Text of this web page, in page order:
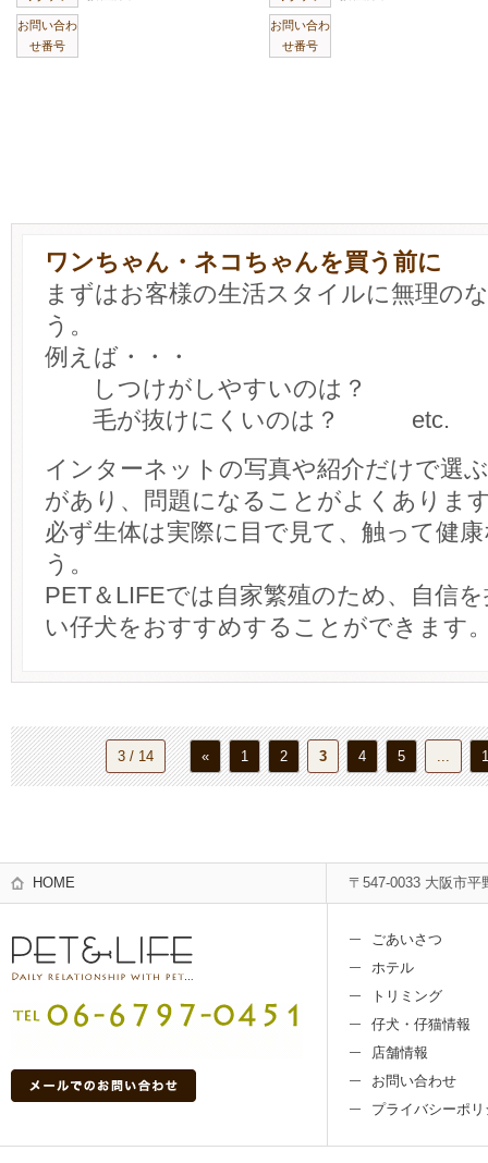
お問い合わ
せ番号
お問い合わ
せ番号
ワンちゃん・ネコちゃんを買う前に
まずはお客様の生活スタイルに無理の
う。
例えば・・・
しつけがしやすいのは？
毛が抜けにくいのは？ etc.
インターネットの写真や紹介だけで選
があり、問題になることがよくありま
必ず生体は実際に目で見て、触って健
う。
PET＆LIFEでは自家繁殖のため、自信
い仔犬をおすすめすることができます
3 / 14 « 1 2 3 4 5
HOME 〒547-0033 大阪市平
ごあいさつ
ホテル
トリミング
仔犬・仔猫情報
店舗情報
お問い合わせ
プライバシーポリ